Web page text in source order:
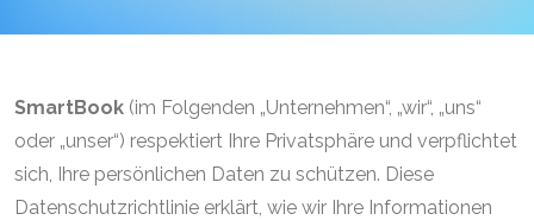
SmartBook (im Folgenden „Unternehmen“, „wir“, „uns“
oder „unser“) respektiert Ihre Privatsphäre und verpflichtet
sich, Ihre persönlichen Daten zu schützen. Diese
Datenschutzrichtlinie erklärt, wie wir Ihre Informationen